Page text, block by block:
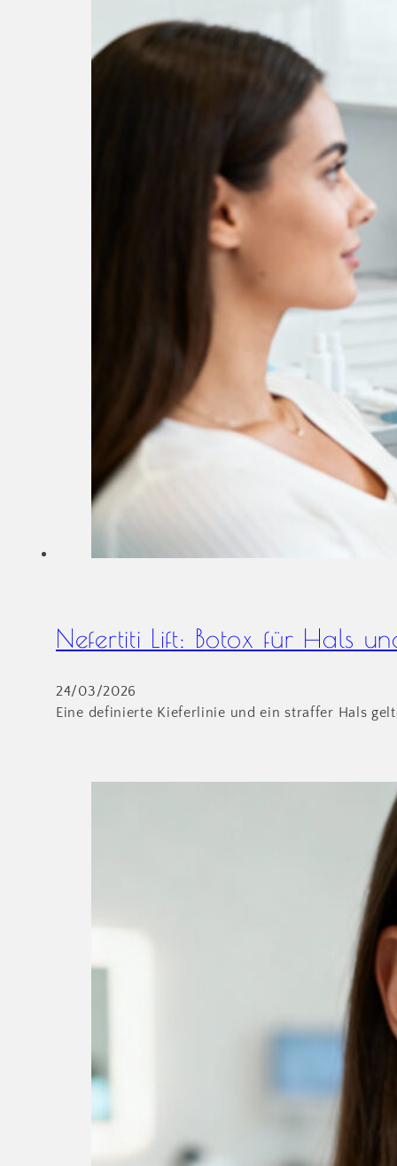
Nefertiti Lift: Botox für Hals
24/03/2026
Eine definierte Kieferlinie und ein straffer Hals